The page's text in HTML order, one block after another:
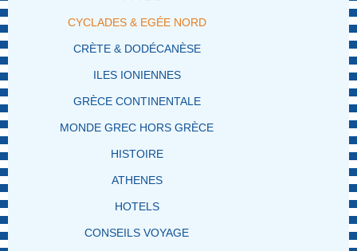
CYCLADES & EGÉE NORD
CRÈTE & DODÉCANÈSE
ILES IONIENNES
GRÈCE CONTINENTALE
MONDE GREC HORS GRÈCE
HISTOIRE
ATHENES
HOTELS
CONSEILS VOYAGE